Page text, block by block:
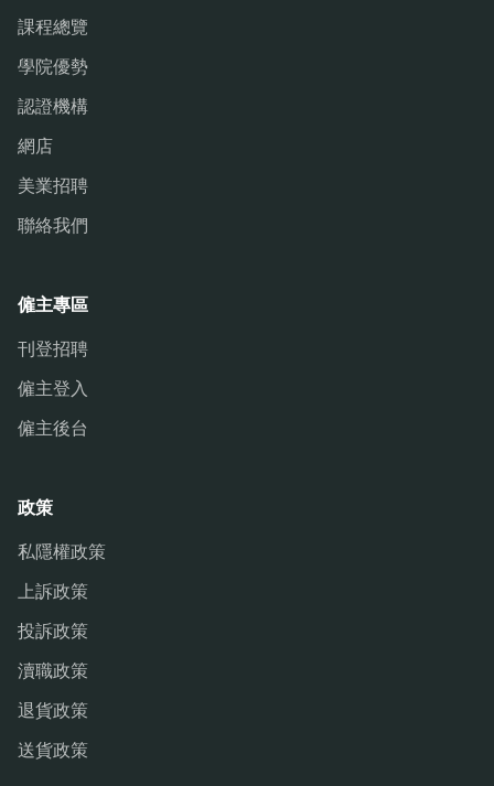
課程總覽
學院優勢
認證機構
網店
美業招聘
聯絡我們
僱主專區
刊登招聘
僱主登入
僱主後台
政策
私隱權政策
上訴政策
投訴政策
瀆職政策
退貨政策
送貨政策